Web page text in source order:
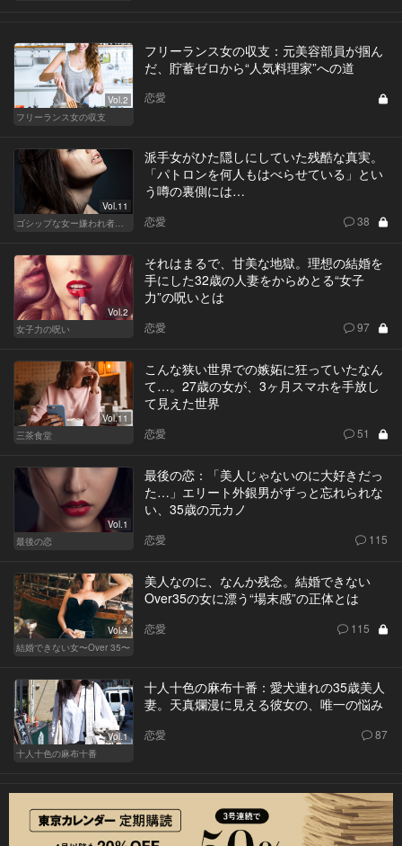
Vol.2
フリーランス女の収支
フリーランス女の収支：元美容部員が掴ん
だ、貯蓄ゼロから“人気料理家”への道
恋愛
Vol.11
ゴシップな女ー嫌われ者のカレンが死んだー
派手女がひた隠しにしていた残酷な真実。
「パトロンを何人もはべらせている」とい
う噂の裏側には…
恋愛 38
Vol.2
女子力の呪い
それはまるで、甘美な地獄。理想の結婚を
手にした32歳の人妻をからめとる“女子
力”の呪いとは
恋愛 97
Vol.11
三茶食堂
こんな狭い世界での嫉妬に狂っていたなん
て…。27歳の女が、3ヶ月スマホを手放し
て見えた世界
恋愛 51
Vol.1
最後の恋
最後の恋：「美人じゃないのに大好きだっ
た…」エリート外銀男がずっと忘れられな
い、35歳の元カノ
恋愛 115
Vol.4
結婚できない女〜Over 35〜
美人なのに、なんか残念。結婚できない
Over35の女に漂う“場末感”の正体とは
恋愛 115
Vol.1
十人十色の麻布十番
十人十色の麻布十番：愛犬連れの35歳美人
妻。天真爛漫に見える彼女の、唯一の悩み
恋愛 87